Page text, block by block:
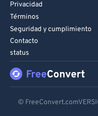
Privacidad
Términos
Seguridad y cumplimiento
Contacto
status
©